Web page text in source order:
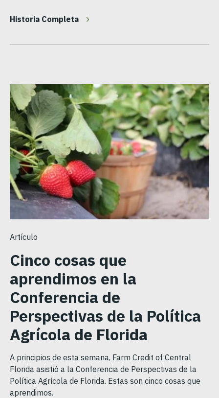
Historia Completa
Artículo
Cinco cosas que
aprendimos en la
Conferencia de
Perspectivas de la Política
Agrícola de Florida
A principios de esta semana, Farm Credit of Central
Florida asistió a la Conferencia de Perspectivas de la
Política Agrícola de Florida. Estas son cinco cosas que
aprendimos.